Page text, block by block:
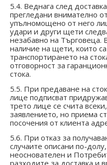
5.4. Веднага след
прегледани внимателно
упълномощено от него
удари и други щети
незабавно на Търговеца.
наличие на щети, които
транспортирането на
отговорност за
стока.
5.5. При предаване на
лице подписват
трето лице се счита
заявлението, но приема
посочения от клиента
5.6. При отказ за
случаите описани по-
неоснователен и